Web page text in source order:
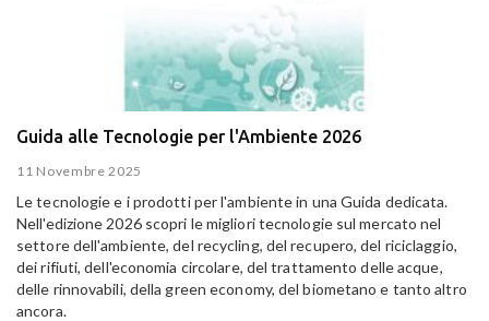
Guida alle Tecnologie per l'Ambiente 2026
11 Novembre 2025
Le tecnologie e i prodotti per l'ambiente in una Guida dedicata.
Nell'edizione 2026 scopri le migliori tecnologie sul mercato nel
settore dell'ambiente, del recycling, del recupero, del riciclaggio,
dei rifiuti, dell'economia circolare, del trattamento delle acque,
delle rinnovabili, della green economy, del biometano e tanto altro
ancora.